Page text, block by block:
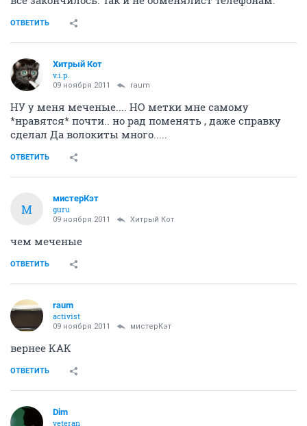
ОТВЕТИТЬ
Хитрый Кот
v.i.p.
09 ноября 2011 raum
НУ у меня меченые.... НО метки мне самому
*нравятся* почти.. но рад поменять , даже справку
сделал Да волокиты много.....
ОТВЕТИТЬ
М
мистерКэт
guru
09 ноября 2011 Хитрый Кот
чем меченые
ОТВЕТИТЬ
raum
activist
09 ноября 2011 мистерКэт
вернее КАК
ОТВЕТИТЬ
Dim
veteran